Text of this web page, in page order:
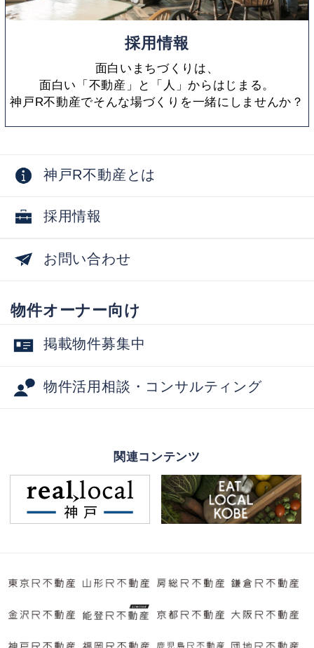
採用情報
面白いまちづくりは、
面白い「不動産」と「人」からはじまる。
神戸R不動産でそんな場づくりを一緒にしませんか？
神戸R不動産とは
採用情報
お問い合わせ
物件オーナー向け
掲載物件募集中
物件活用相談・コンサルティング
関連コンテンツ